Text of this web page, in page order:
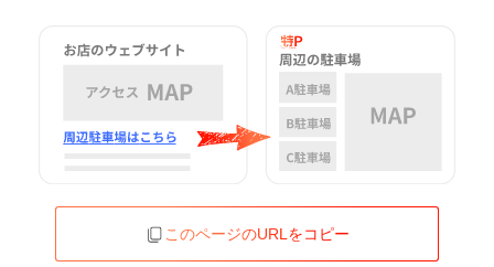
このページのURLをコピー